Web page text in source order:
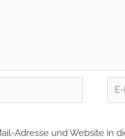
E-
Adresse und Website in